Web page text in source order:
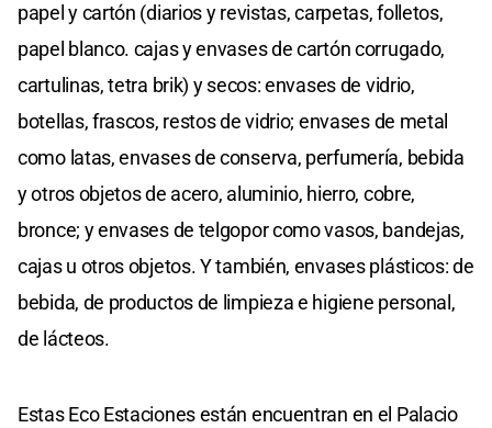
papel y cartón (diarios y revistas, carpetas, folletos,
papel blanco. cajas y envases de cartón corrugado,
cartulinas, tetra brik) y secos: envases de vidrio,
botellas, frascos, restos de vidrio; envases de metal
como latas, envases de conserva, perfumería, bebida
y otros objetos de acero, aluminio, hierro, cobre,
bronce; y envases de telgopor como vasos, bandejas,
cajas u otros objetos. Y también, envases plásticos: de
bebida, de productos de limpieza e higiene personal,
de lácteos.
Estas Eco Estaciones están encuentran en el Palacio